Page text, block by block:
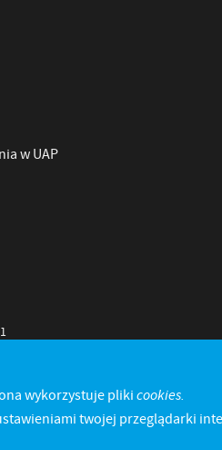
w UAP
wykorzystuje pliki cookies.
twojej przeglądarki